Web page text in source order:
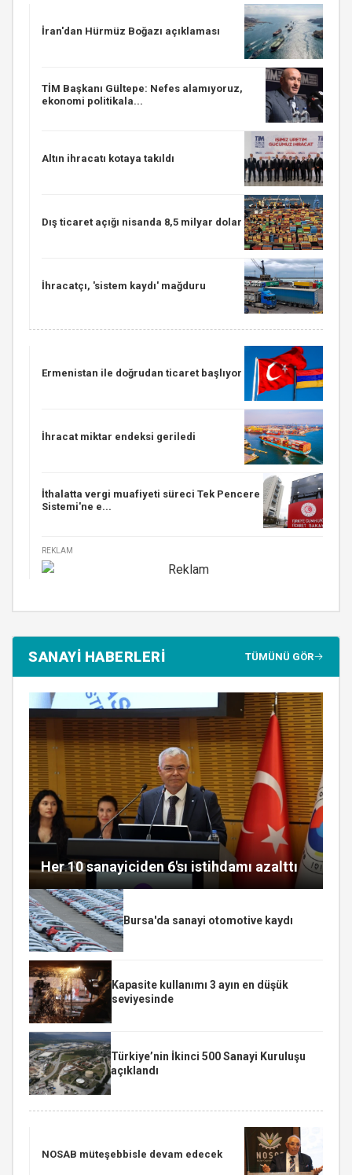
İran'dan Hürmüz Boğazı açıklaması
TİM Başkanı Gültepe: Nefes alamıyoruz,
ekonomi politikala...
Altın ihracatı kotaya takıldı
Dış ticaret açığı nisanda 8,5 milyar dolar
İhracatçı, 'sistem kaydı' mağduru
Ermenistan ile doğrudan ticaret başlıyor
İhracat miktar endeksi geriledi
İthalatta vergi muafiyeti süreci Tek Pencere
Sistemi'ne e...
REKLAM
SANAYİ HABERLERİ TÜMÜNÜ GÖR
Her 10 sanayiciden 6'sı istihdamı azalttı
Bursa'da sanayi otomotive kaydı
Kapasite kullanımı 3 ayın en düşük
seviyesinde
Türkiye’nin İkinci 500 Sanayi Kuruluşu
açıklandı
NOSAB müteşebbisle devam edecek